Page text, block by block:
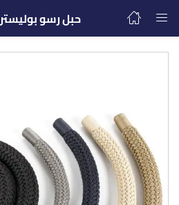
حبل رسو بوليستر 22 مم
تسجيل الدخول